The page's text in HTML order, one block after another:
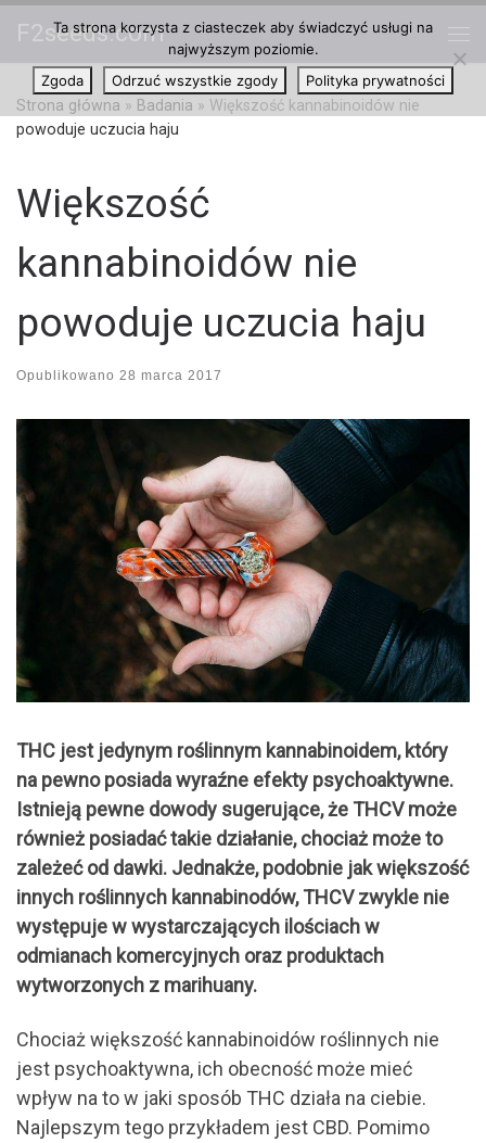
Przejdź do treści
F2seeds.com
Strona główna » Badania » Większość kannabinoidów nie
powoduje uczucia haju
Większość
kannabinoidów nie
powoduje uczucia haju
Opublikowano 28 marca 2017
THC jest jedynym roślinnym kannabinoidem, który
na pewno posiada wyraźne efekty psychoaktywne.
Istnieją pewne dowody sugerujące, że THCV może
również posiadać takie działanie, chociaż może to
zależeć od dawki. Jednakże, podobnie jak większość
innych roślinnych kannabinodów, THCV zwykle nie
występuje w wystarczających ilościach w
odmianach komercyjnych oraz produktach
wytworzonych z marihuany.
Chociaż większość kannabinoidów roślinnych nie
jest psychoaktywna, ich obecność może mieć
wpływ na to w jaki sposób THC działa na ciebie.
Najlepszym tego przykładem jest CBD. Pomimo
Ta strona korzysta z ciasteczek aby świadczyć usługi na
najwyższym poziomie.
Zgoda
Odrzuć wszystkie zgody Polityka prywatności